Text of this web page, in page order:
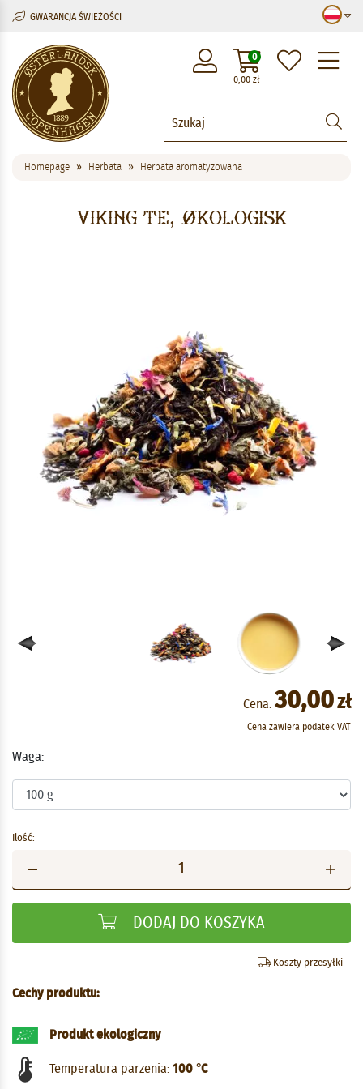
GWARANCJA ŚWIEŻOŚCI
0,00 zł
0
Homepage Herbata Herbata aromatyzowana
Viking Te, økologisk
Cena: 30,00zł
Cena zawiera podatek VAT
Waga:
Ilość:
DODAJ DO KOSZYKA
Koszty przesyłki
Cechy produktu:
Produkt ekologiczny
Temperatura parzenia: 100 °C